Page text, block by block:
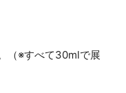
（※すべて30mlで展